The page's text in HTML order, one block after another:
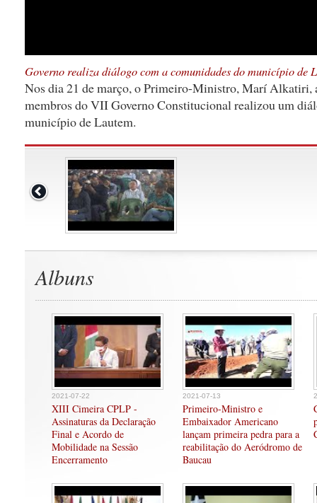
Governo realiza diálogo com a comunidades do município de
Nos dia 21 de março, o Primeiro-Ministro, Marí Alkatiri,
membros do VII Governo Constitucional realizou um
município de Lautem.
Albuns
2021-07-22
XIII Cimeira CPLP -
Assinaturas da Declaração
Final e Acordo de
Mobilidade na Sessão
Encerramento
2021-07-13
Primeiro-Ministro e
Embaixador Americano
lançam primeira pedra para a
reabilitação do Aeródromo de
Baucau